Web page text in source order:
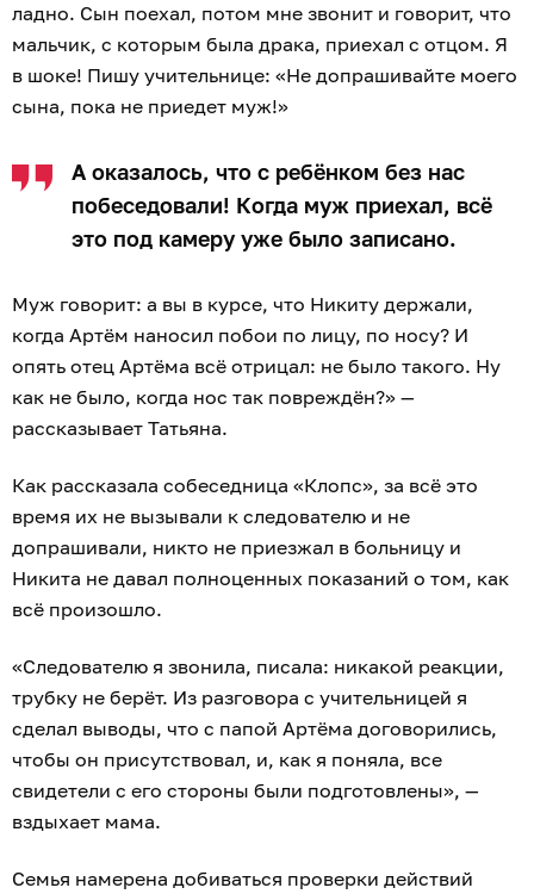
ладно. Сын поехал, потом мне звонит и говорит, что
мальчик, с которым была драка, приехал с отцом. Я
в шоке! Пишу учительнице: «Не допрашивайте моего
сына, пока не приедет муж!»
А оказалось, что с ребёнком без нас
побеседовали! Когда муж приехал, всё
это под камеру уже было записано.
Муж говорит: а вы в курсе, что Никиту держали,
когда Артём наносил побои по лицу, по носу? И
опять отец Артёма всё отрицал: не было такого. Ну
как не было, когда нос так повреждён?» —
рассказывает Татьяна.
Как рассказала собеседница «Клопс», за всё это
время их не вызывали к следователю и не
допрашивали, никто не приезжал в больницу и
Никита не давал полноценных показаний о том, как
всё произошло.
«Следователю я звонила, писала: никакой реакции,
трубку не берёт. Из разговора с учительницей я
сделал выводы, что с папой Артёма договорились,
чтобы он присутствовал, и, как я поняла, все
свидетели с его стороны были подготовлены», —
вздыхает мама.
Семья намерена добиваться проверки действий